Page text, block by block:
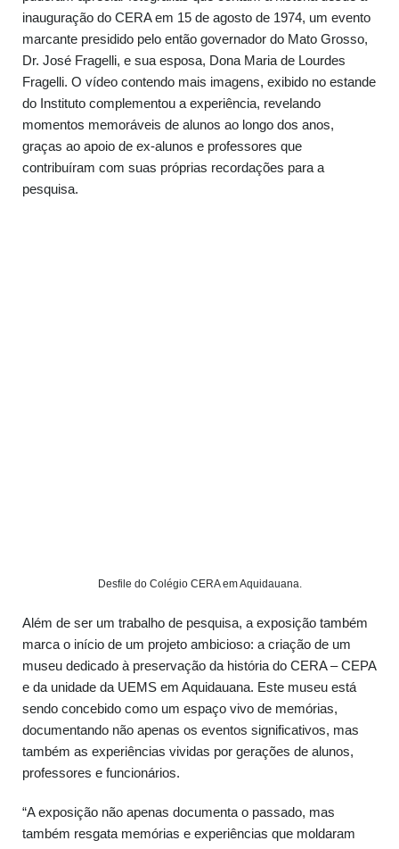
inauguração do CERA em 15 de agosto de 1974, um evento
marcante presidido pelo então governador do Mato Grosso,
Dr. José Fragelli, e sua esposa, Dona Maria de Lourdes
Fragelli. O vídeo contendo mais imagens, exibido no estande
do Instituto complementou a experiência, revelando
momentos memoráveis de alunos ao longo dos anos,
graças ao apoio de ex-alunos e professores que
contribuíram com suas próprias recordações para a
pesquisa.
Desfile do Colégio CERA em Aquidauana.
Além de ser um trabalho de pesquisa, a exposição também
marca o início de um projeto ambicioso: a criação de um
museu dedicado à preservação da história do CERA – CEPA
e da unidade da UEMS em Aquidauana. Este museu está
sendo concebido como um espaço vivo de memórias,
documentando não apenas os eventos significativos, mas
também as experiências vividas por gerações de alunos,
professores e funcionários.
“A exposição não apenas documenta o passado, mas
também resgata memórias e experiências que moldaram